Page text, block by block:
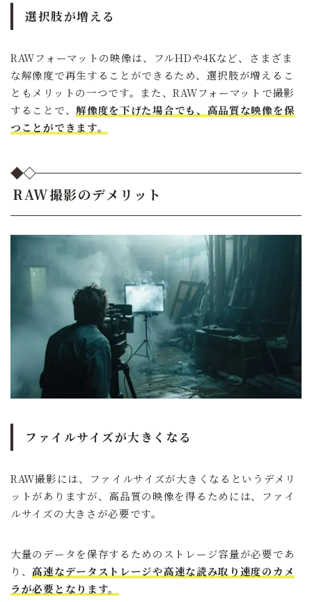
選択肢が増える
RAWフォーマットの映像は、フルHDや4Kなど、さまざま
な解像度で再生することができるため、選択肢が増えるこ
ともメリットの一つです。また、RAWフォーマットで撮影
することで、解像度を下げた場合でも、高品質な映像を保
つことができます。
RAW撮影のデメリット
ファイルサイズが大きくなる
RAW撮影には、ファイルサイズが大きくなるというデメリ
ットがありますが、高品質の映像を得るためには、ファイ
ルサイズの大きさが必要です。
大量のデータを保存するためのストレージ容量が必要であ
り、高速なデータストレージや高速な読み取り速度のカメ
ラが必要となります。